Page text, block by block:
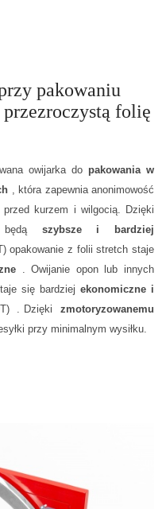
pakowaniu
przezroczystą folię
owijarka do pakowania w
, która zapewnia anonimowość
przed kurzem i wilgocią. Dzięki
będą szybsze i bardziej
opakowanie z folii stretch staje
.Owijanie opon lub innych
się bardziej ekonomiczne i
. Dzięki zmotoryzowanemu
przy minimalnym wysiłku.